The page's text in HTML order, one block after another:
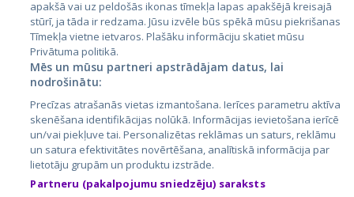
City24.lv
City24.ee
GetaPro.lv
GetaPro.ee
Skelbiu.lt
Autoplius.lt
CVbankas.lt
Kainos.lt
Paslaugos.lt
auto24.ee
Osta.ee
apakšā vai uz peldošās ikonas tīmekļa lapas apakšējā kreisajā
stūrī, ja tāda ir redzama. Jūsu izvēle būs spēkā mūsu piekrišanas
Tīmekļa vietne ietvaros. Plašāku informāciju skatiet mūsu
Privātuma politikā.
Mēs un mūsu partneri apstrādājam datus, lai
nodrošinātu:
Precīzas atrašanās vietas izmantošana. Ierīces parametru aktīva
skenēšana identifikācijas nolūkā. Informācijas ievietošana ierīcē
un/vai piekļuve tai. Personalizētas reklāmas un saturs, reklāmu
un satura efektivitātes novērtēšana, analītiskā informācija par
lietotāju grupām un produktu izstrāde.
Partneru (pakalpojumu sniedzēju) saraksts